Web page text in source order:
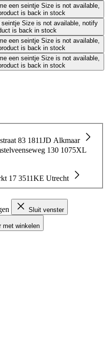
een seintje Size is not available,
is back in stock
seintje Size is not available, notify
is back in stock
een seintje Size is not available,
is back in stock
een seintje Size is not available,
is back in stock
83 1811JD Alkmaar
130 1075XL
17 3511KE Utrecht
Sluit venster
met winkelen